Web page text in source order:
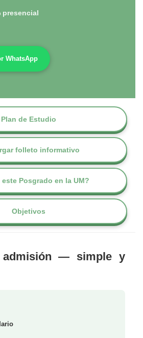
presencial
WhatsApp
Plan de Estudio
folleto informativo
este Posgrado en la UM?
Objetivos
admisión — simple y